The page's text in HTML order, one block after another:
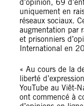
d’opinion, 69
uniquement en
réseaux sociaux.
augmentation par
et prisonniers
International en
« Au cours de la
liberté
YouTube au Viêt-
ont commencé à